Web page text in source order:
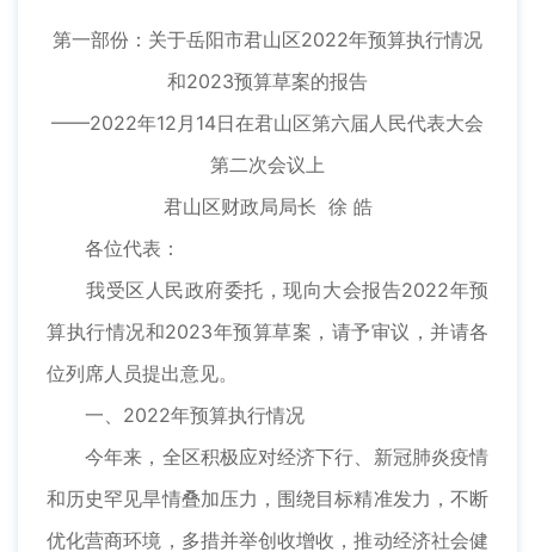
第一部份：关于岳阳市君山区2022年预算执行情况
和2023预算草案的报告
——2022年12月14日在君山区第六届人民代表大会
第二次会议上
君山区财政局局长 徐 皓
各位代表：
我受区人民政府委托，现向大会报告2022年预
算执行情况和2023年预算草案，请予审议，并请各
位列席人员提出意见。
一、2022年预算执行情况
今年来，全区积极应对经济下行、新冠肺炎疫情
和历史罕见旱情叠加压力，围绕目标精准发力，不断
优化营商环境，多措并举创收增收，推动经济社会健